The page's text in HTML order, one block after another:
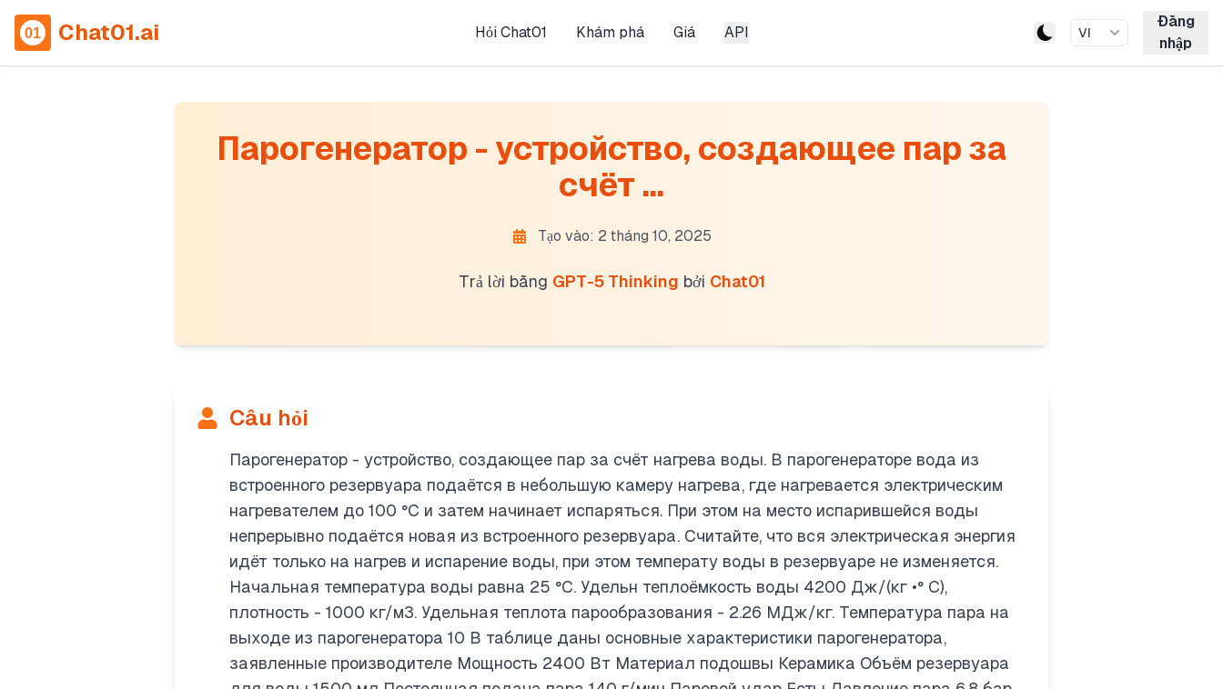
Chat01.ai Hỏi Chat01 Khám phá Giá API VI
Đăng
nhập
Парогенератор - устройство, создающее пар за
счёт ...
Tạo vào: 2 tháng 10, 2025
Trả lời bằng GPT-5 Thinking bởi Chat01
Câu hỏi
Парогенератор - устройство, создающее пар за счёт нагрева воды. В парогенераторе вода из
встроенного резервуара подаётся в небольшую камеру нагрева, где нагревается электрическим
нагревателем до 100 °С и затем начинает испаряться. При этом на место испарившейся воды
непрерывно подаётся новая из встроенного резервуара. Считайте, что вся электрическая энергия
идёт только на нагрев и испарение воды, при этом температу воды в резервуаре не изменяется.
Начальная температура воды равна 25 °С. Удельн теплоёмкость воды 4200 Дж/(кг •° С),
плотность - 1000 кг/м3. Удельная теплота парообразования - 2.26 МДж/кг. Температура пара на
выходе из парогенератора 10 В таблице даны основные характеристики парогенератора,
заявленные производителе Мощность 2400 Вт Материал подошвы Керамика Объём резервуара